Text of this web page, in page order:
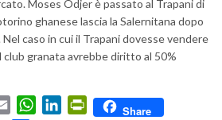
Moses Odjer è passato al Trapani di
ghanese lascia la Salernitana dopo
caso in cui il Trapani dovesse vendere
club granata avrebbe diritto al 50%
Email WhatsApp
LinkedInPrintFriendly
Share